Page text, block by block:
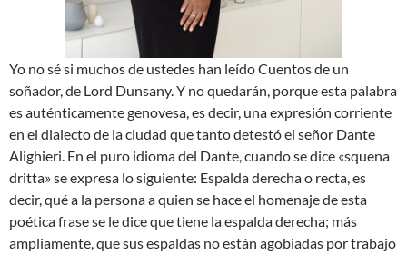
Yo no sé si muchos de ustedes han leído Cuentos de un
soñador, de Lord Dunsany. Y no quedarán, porque esta palabra
es auténticamente genovesa, es decir, una expresión corriente
en el dialecto de la ciudad que tanto detestó el señor Dante
Alighieri. En el puro idioma del Dante, cuando se dice «squena
dritta» se expresa lo siguiente: Espalda derecha o recta, es
decir, qué a la persona a quien se hace el homenaje de esta
poética frase se le dice que tiene la espalda derecha; más
ampliamente, que sus espaldas no están agobiadas por trabajo